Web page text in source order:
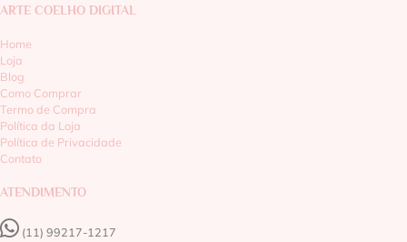
ARTE COELHO DIGITAL
Home
Loja
Blog
Como Comprar
Termo de Compra
Política da Loja
Política de Privacidade
Contato
ATENDIMENTO
(11) 99217-1217‬